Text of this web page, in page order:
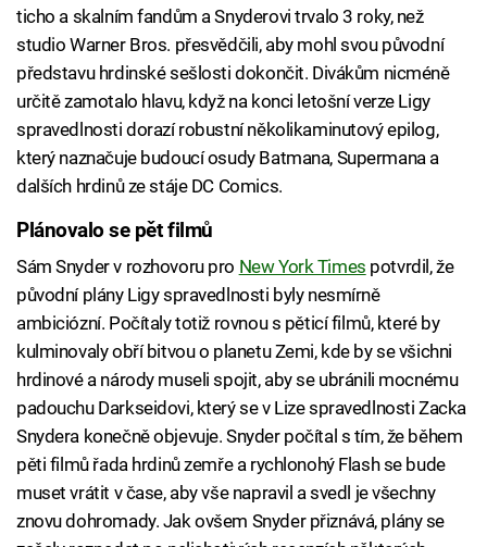
ticho a skalním fandům a Snyderovi trvalo 3 roky, než
studio Warner Bros. přesvědčili, aby mohl svou původní
představu hrdinské sešlosti dokončit. Divákům nicméně
určitě zamotalo hlavu, když na konci letošní verze Ligy
spravedlnosti dorazí robustní několikaminutový epilog,
který naznačuje budoucí osudy Batmana, Supermana a
dalších hrdinů ze stáje DC Comics.
Plánovalo se pět filmů
Sám Snyder v rozhovoru pro New York Times potvrdil, že
původní plány Ligy spravedlnosti byly nesmírně
ambiciózní. Počítaly totiž rovnou s pěticí filmů, které by
kulminovaly obří bitvou o planetu Zemi, kde by se všichni
hrdinové a národy museli spojit, aby se ubránili mocnému
padouchu Darkseidovi, který se v Lize spravedlnosti Zacka
Snydera konečně objevuje. Snyder počítal s tím, že během
pěti filmů řada hrdinů zemře a rychlonohý Flash se bude
muset vrátit v čase, aby vše napravil a svedl je všechny
znovu dohromady. Jak ovšem Snyder přiznává, plány se